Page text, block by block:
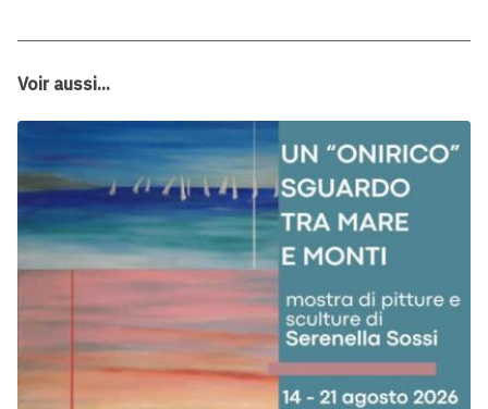
Voir aussi...